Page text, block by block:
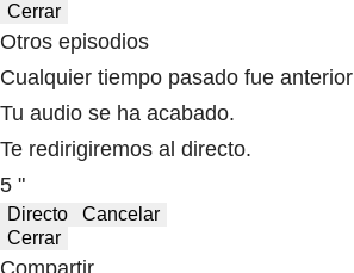
Cerrar
Otros episodios
Cualquier tiempo pasado fue anterior
Tu audio se ha acabado.
Te redirigiremos al directo.
5 "
Directo
Cancelar
Cerrar